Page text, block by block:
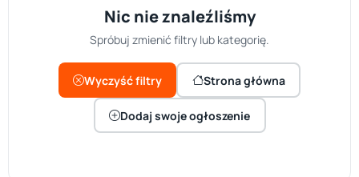
Nic nie znaleźliśmy
Spróbuj zmienić filtry lub kategorię.
Wyczyść filtry Strona główna
Dodaj swoje ogłoszenie